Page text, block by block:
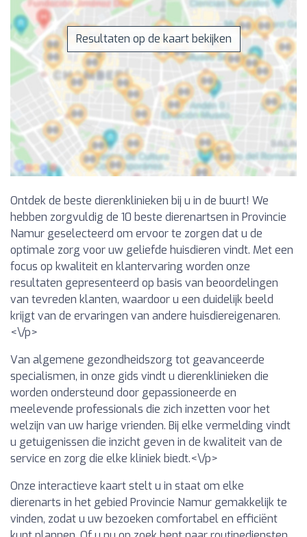
Resultaten op de kaart bekijken
Ontdek de beste dierenklinieken bij u in de buurt! We
hebben zorgvuldig de 10 beste dierenartsen in Provincie
Namur geselecteerd om ervoor te zorgen dat u de
optimale zorg voor uw geliefde huisdieren vindt. Met een
focus op kwaliteit en klantervaring worden onze
resultaten gepresenteerd op basis van beoordelingen
van tevreden klanten, waardoor u een duidelijk beeld
krijgt van de ervaringen van andere huisdiereigenaren.
<\/p>
Van algemene gezondheidszorg tot geavanceerde
specialismen, in onze gids vindt u dierenklinieken die
worden ondersteund door gepassioneerde en
meelevende professionals die zich inzetten voor het
welzijn van uw harige vrienden. Bij elke vermelding vindt
u getuigenissen die inzicht geven in de kwaliteit van de
service en zorg die elke kliniek biedt.<\/p>
Onze interactieve kaart stelt u in staat om elke
dierenarts in het gebied Provincie Namur gemakkelijk te
vinden, zodat u uw bezoeken comfortabel en efficiënt